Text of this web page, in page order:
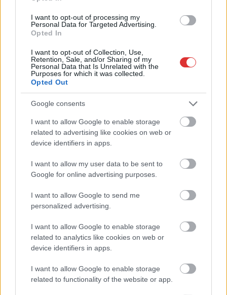
I want to opt-out of processing my
Personal Data for Targeted Advertising.
Opted In
I want to opt-out of Collection, Use,
Retention, Sale, and/or Sharing of my
Personal Data that Is Unrelated with the
Purposes for which it was collected.
Opted Out
Google consents
I want to allow Google to enable storage
related to advertising like cookies on web or
device identifiers in apps.
I want to allow my user data to be sent to
Google for online advertising purposes.
I want to allow Google to send me
personalized advertising.
I want to allow Google to enable storage
related to analytics like cookies on web or
device identifiers in apps.
I want to allow Google to enable storage
related to functionality of the website or app.
A Szolnok megyei gazdák nagyon nem akarták a JÉGER
további üzemeltetését
Csendélet 5.0: alig balesetveszélyes lépcső és remek
állapotban levő buszmegálló mutatja, hogy Szolnok mennyire
élhető város
Pénteken újra csökken a benzin és a gázolaj ára is
Napokon belül megválasztja az új köztársasági elnököt az
Országgyűlés
Kiterjedt tüzek pusztítanak az országban, köztük Karcagon
javítottak, helikoptereket is bevetettek a tüzeknél
számoltak be a szolnoki börtönből
vasútvonal közlekedését
A polgármester a szolnoki cégekhez fordult: több száz
Csődbe ment a tószegi Accell Hunland, a hazai